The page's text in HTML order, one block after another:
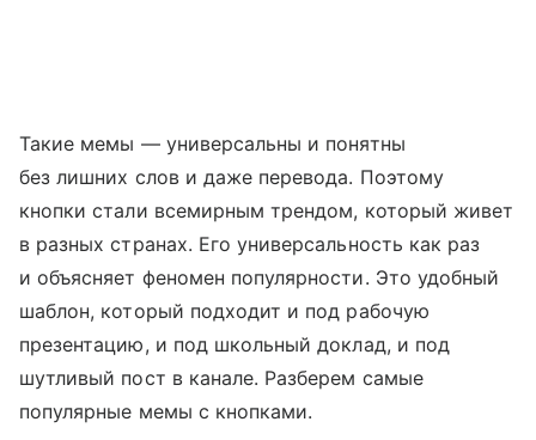
Такие мемы — универсальны и понятны
без лишних слов и даже перевода. Поэтому
кнопки стали всемирным трендом, который живет
в разных странах. Его универсальность как раз
и объясняет феномен популярности. Это удобный
шаблон, который подходит и под рабочую
презентацию, и под школьный доклад, и под
шутливый пост в канале. Разберем самые
популярные мемы с кнопками.